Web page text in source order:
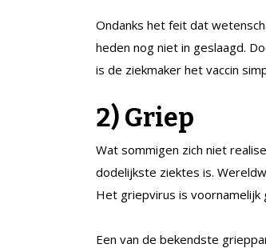
Ondanks het feit dat
heden nog niet in geslaagd.
is de ziekmaker het vaccin
2) Griep
Wat sommigen zich niet
dodelijkste ziektes is.
Het griepvirus is voornamelijk
Een van de bekendste